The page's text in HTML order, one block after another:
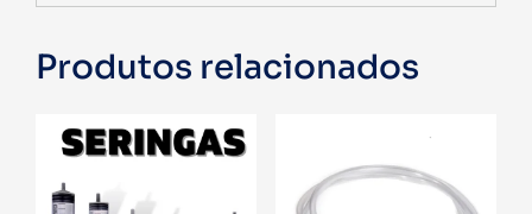
Produtos relacionados